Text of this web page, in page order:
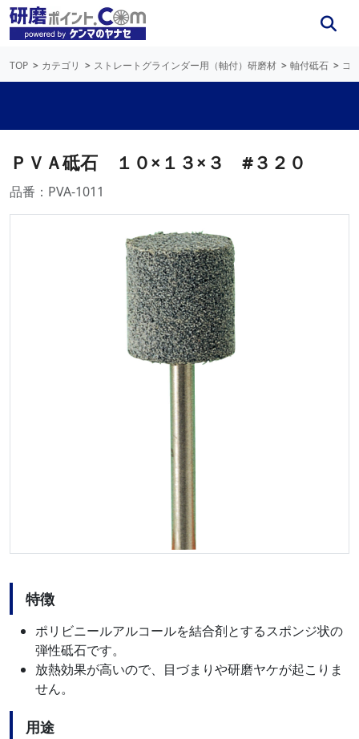
TOP カテゴリ ストレートグラインダー用（軸付）研磨材 軸付砥石 ゴ
ＰＶＡ砥石 １０×１３×３ #３２０
品番：PVA-1011
特徴
ポリビニールアルコールを結合剤とするスポンジ状の
弾性砥石です。
放熱効果が高いので、目づまりや研磨ヤケが起こりま
せん。
用途